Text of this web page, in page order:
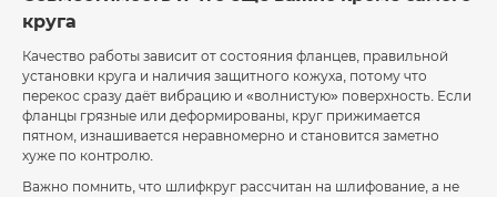
круга
Качество работы зависит от состояния фланцев, правильной
установки круга и наличия защитного кожуха, потому что
перекос сразу даёт вибрацию и «волнистую» поверхность. Если
фланцы грязные или деформированы, круг прижимается
пятном, изнашивается неравномерно и становится заметно
хуже по контролю.
Важно помнить, что шлифкруг рассчитан на шлифование, а не